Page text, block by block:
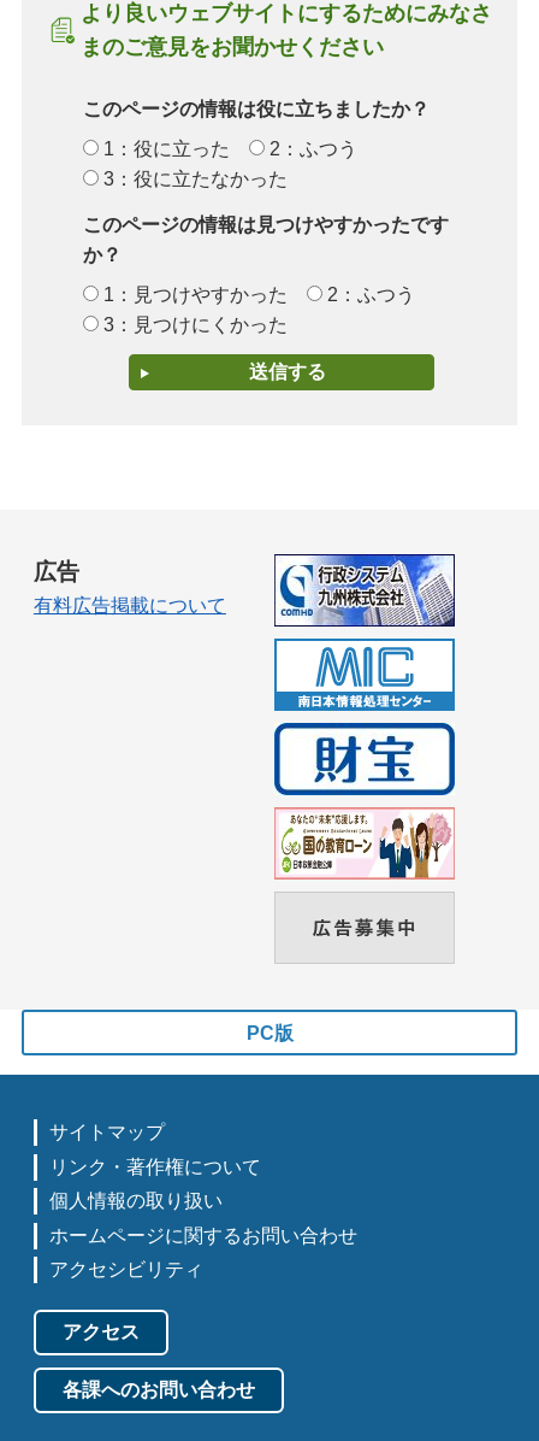
より良いウェブサイトにするためにみなさ
まのご意見をお聞かせください
このページの情報は役に立ちましたか？
1：役に立った
2：ふつう
3：役に立たなかった
このページの情報は見つけやすかったです
か？
1：見つけやすかった
2：ふつう
3：見つけにくかった
広告
有料広告掲載について
PC版
サイトマップ
リンク・著作権について
個人情報の取り扱い
ホームページに関するお問い合わせ
アクセシビリティ
アクセス
各課へのお問い合わせ